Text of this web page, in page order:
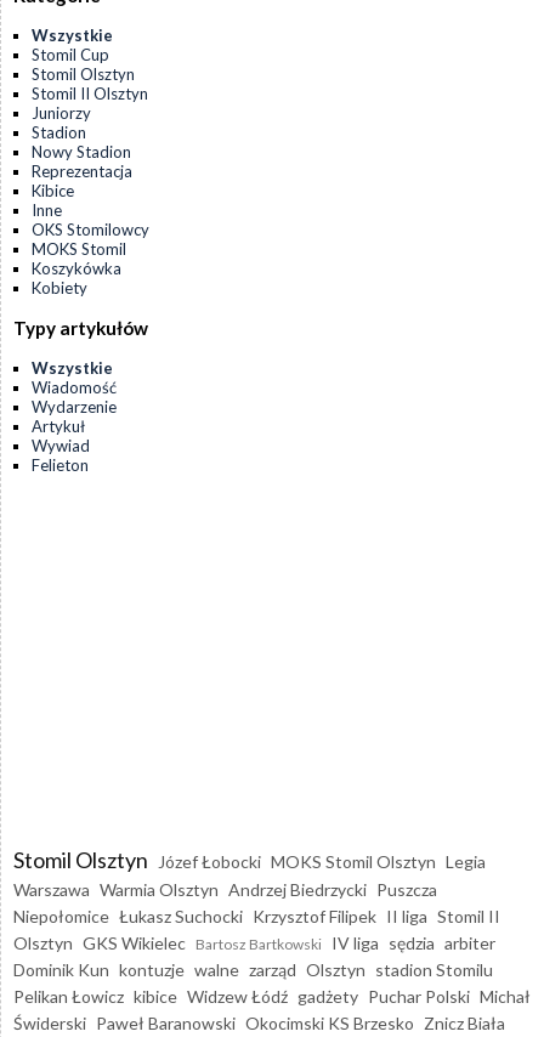
Wszystkie
Stomil Cup
Stomil Olsztyn
Stomil II Olsztyn
Juniorzy
Stadion
Nowy Stadion
Reprezentacja
Kibice
Inne
OKS Stomilowcy
MOKS Stomil
Koszykówka
Kobiety
Typy artykułów
Wszystkie
Wiadomość
Wydarzenie
Artykuł
Wywiad
Felieton
Stomil Olsztyn Józef Łobocki MOKS Stomil Olsztyn Legia
Warszawa Warmia Olsztyn Andrzej Biedrzycki Puszcza
Niepołomice Łukasz Suchocki Krzysztof Filipek II liga Stomil II
Olsztyn GKS Wikielec Bartosz Bartkowski IV liga sędzia arbiter
Dominik Kun kontuzje walne zarząd Olsztyn stadion Stomilu
Pelikan Łowicz kibice Widzew Łódź gadżety Puchar Polski Michał
Świderski Paweł Baranowski Okocimski KS Brzesko Znicz Biała